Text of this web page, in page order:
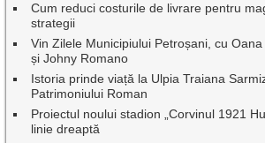
Cum reduci costurile de livrare pentru
strategii
Vin Zilele Municipiului Petroșani, cu
și Johny Romano
Istoria prinde viață la Ulpia Traiana
Patrimoniului Roman
Proiectul noului stadion „Corvinul 1921
linie dreaptă